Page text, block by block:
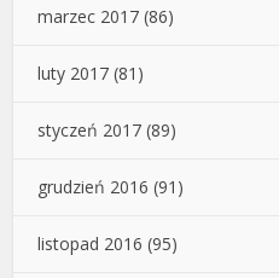
marzec 2017 (86)
luty 2017 (81)
styczeń 2017 (89)
grudzień 2016 (91)
listopad 2016 (95)